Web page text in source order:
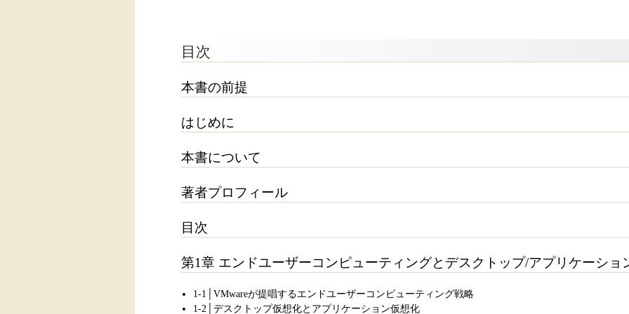
目次
本書の前提
はじめに
本書について
著者プロフィール
目次
第1章 エンドユーザーコンピューティングとデスクトップ/アプリケーショ
1-1│VMwareが提唱するエンドユーザーコンピューティング戦略
1-2│デスクトップ仮想化とアプリケーション仮想化